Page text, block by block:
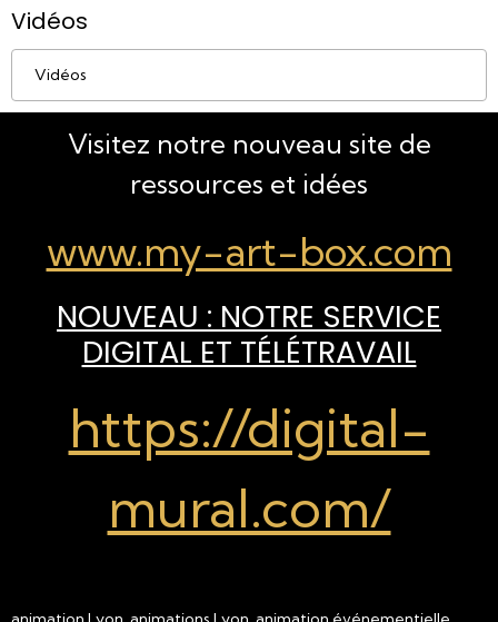
Vidéos
Vidéos
Visitez notre nouveau site de
ressources et idées
www.my-art-box.com
NOUVEAU : NOTRE SERVICE
DIGITAL ET TÉLÉTRAVAIL
https://digital-
mural.com/